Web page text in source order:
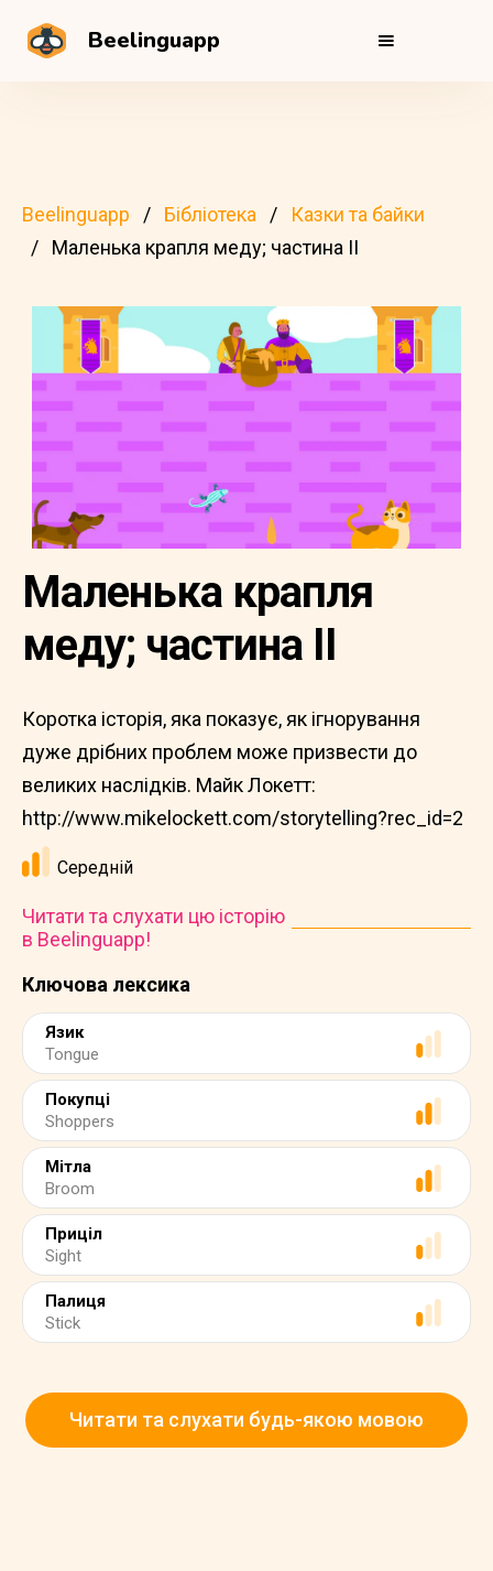
Beelinguapp
Beelinguapp Бібліотека
Казки та байки
Маленька крапля меду; частина II
Ключова лексика
Язик
Tongue
Покупці
Shoppers
Мітла
Broom
Приціл
Sight
Палиця
Stick
Маленька крапля
меду; частина II
Коротка історія, яка показує, як ігнорування
дуже дрібних проблем може призвести до
великих наслідків. Майк Локетт:
http://www.mikelockett.com/storytelling?rec_id=2
Середній
Читати та слухати цю історію
в Beelinguapp!
Читати та слухати будь-якою мовою